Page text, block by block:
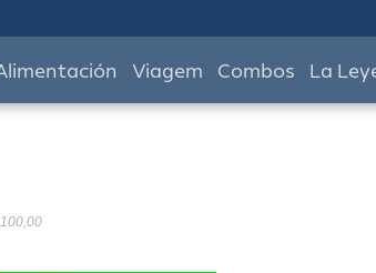
Viagem Combos La